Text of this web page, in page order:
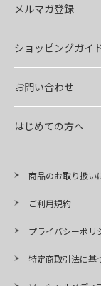
メルマガ登録
ショッピングガイ
お問い合わせ
はじめての方へ
商品のお取り扱い
ご利用規約
プライバシーポリ
特定商取引法に基